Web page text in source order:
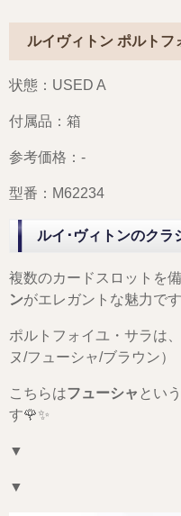
ルイヴィトン ポルトフ
状態：USED A
付属品：箱
参考価格：-
型番：M62234
ルイ･ヴィトンのクラ
複数のカードスロットを
ンがエレガントな魅力で
ポルトフォイユ・サラは
ヌ/フューシャ/ブラウン）
こちらはフューシャ とい
す🌹✨
▼
▼